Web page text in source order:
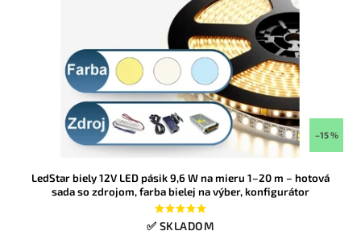
–15 %
LedStar biely 12V LED pásik 9,6 W na mieru 1–20 m – hotová
sada so zdrojom, farba bielej na výber, konfigurátor
✅ SKLADOM